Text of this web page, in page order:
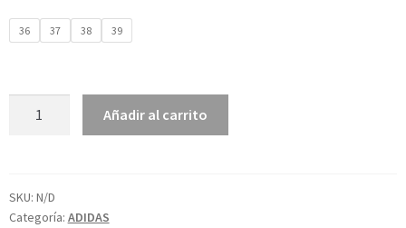
36 37 38 39
Añadir al carrito
SKU: N/D
Categoría: ADIDAS